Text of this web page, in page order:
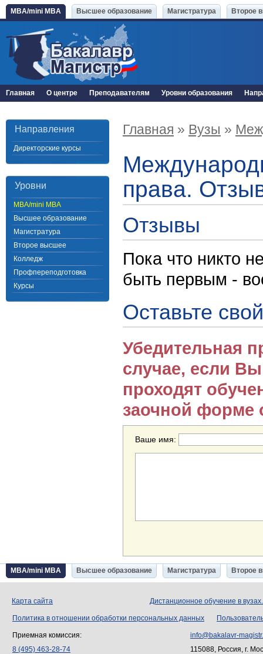
MBA/mini MBA Высшее образование Магистратура Второе
Главная О центре Преподавателям Уровни образования
Направления
Директорские курсы
Уровни
MBA/mini MBA
Высшее образование
Магистратура
Второе высшее
Колледж
Профпереподготовка
Курсы
Главная » Вузы »
права.
Отзывы
Пока что никто
быть первым -
Оставьте
Убедительная
случае, если
проходят
заочной форме
Ваше имя:
MBA/mini MBA Высшее образование Магистратура Второе
Карта сайта Дистанционное обучение в
Политика в отношении обработки персональных данных
Приемная комиссия:
8 (495) 463-28-74
info@bakalavr-
115088, Россия, г.